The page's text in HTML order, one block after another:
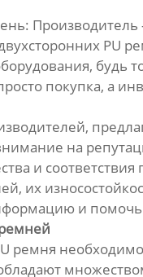
PU
покупка, а
на
и
их
и
ремня